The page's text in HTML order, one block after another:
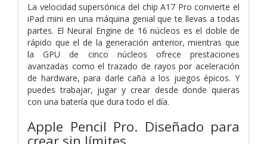
La velocidad supersónica del chip A17 Pro convierte el
iPad mini en una máquina genial que te llevas a todas
partes. El Neural Engine de 16 núcleos es el doble de
rápido que el de la generación anterior, mientras que
la GPU de cinco núcleos ofrece prestaciones
avanzadas como el trazado de rayos por aceleración
de hardware, para darle caña a los juegos épicos. Y
puedes trabajar, jugar y crear desde donde quieras
con una batería que dura todo el día.
Apple Pencil Pro. Diseñado para